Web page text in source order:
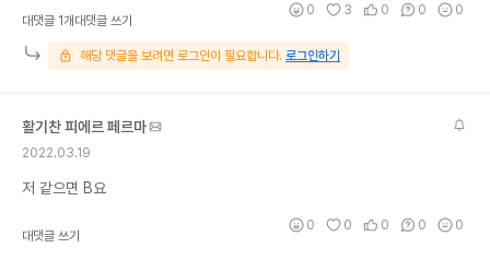
대댓글 1개대댓글 쓰기
0 3 0 0 0
해당 댓글을 보려면 로그인이 필요합니다. 로그인하기
활기찬 피에르 페르마
2022.03.19
저 같으면 B요
대댓글 쓰기
0 0 0 0 0